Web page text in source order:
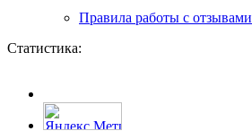
Правила работы с отзывами
Статистика: